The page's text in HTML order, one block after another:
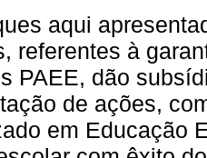
aqui
referentes à
PAEE, dão
de ações,
em Educação